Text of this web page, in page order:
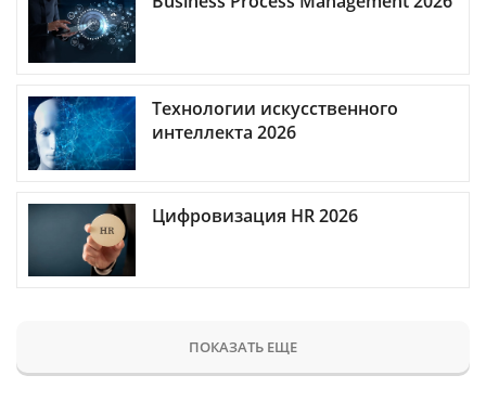
Технологии искусственного
интеллекта 2026
Цифровизация HR 2026
ПОКАЗАТЬ ЕЩЕ